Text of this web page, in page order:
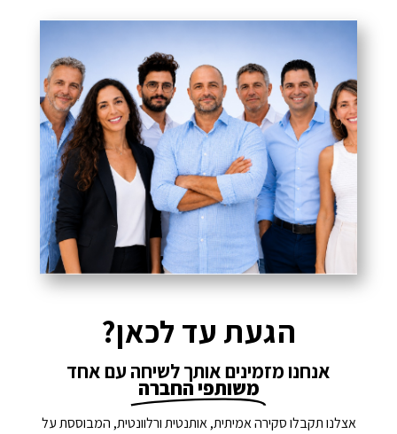
הגעת עד לכאן?
אנחנו מזמינים אותך לשיחה עם אחד
משותפי החברה
אצלנו תקבלו סקירה אמיתית, אותנטית ורלוונטית, המבוססת על